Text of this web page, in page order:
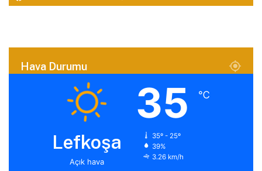
Hava Durumu
Lefkoşa
Açık hava
35 ℃
35º - 25º
39%
3.26 km/h